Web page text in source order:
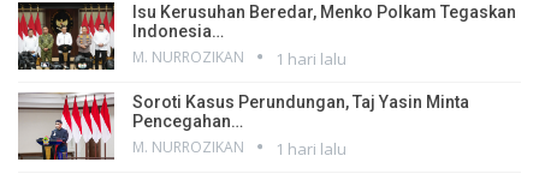
Isu Kerusuhan Beredar, Menko Polkam Tegaskan
Indonesia…
M. NURROZIKAN 1 hari lalu
Soroti Kasus Perundungan, Taj Yasin Minta
Pencegahan…
M. NURROZIKAN 1 hari lalu